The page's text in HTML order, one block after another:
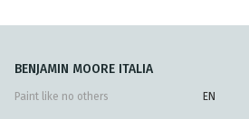
BENJAMIN MOORE ITALIA
Paint like no others EN